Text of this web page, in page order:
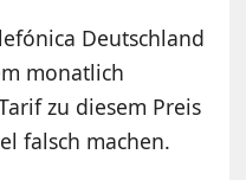
Deutschland
monatlich
zu diesem Preis
falsch machen.